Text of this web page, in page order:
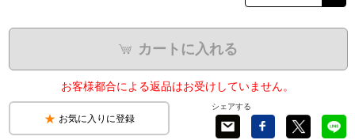
カートに入れる
お客様都合による返品はお受けしていません。
お気に入りに登録
シェアする